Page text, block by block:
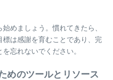
めましょう。慣れてきたら、
は感謝を育むことであり、完
忘れないでください。
めのツールとリソース